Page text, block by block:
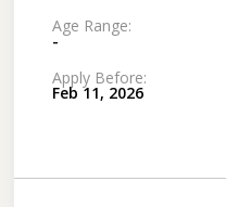
Age Range:
-
Apply Before:
Feb 11, 2026